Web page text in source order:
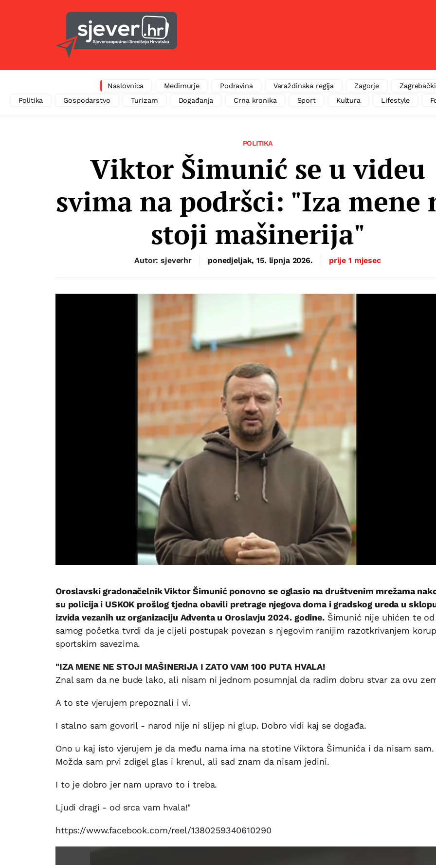
Naslovnica Međimurje Podravina Varaždinska regija Zagorje
Politika
Gospodarstvo Turizam Događanja Crna kronika Sport Kultura Lifestyle
POLITIKA
Viktor Šimunić se u videu
svima na podršci: "Iza mene
stoji mašinerija"
Autor: sjeverhr ponedjeljak, 15. lipnja 2026. prije 1 mjesec
Oroslavski gradonačelnik Viktor Šimunić ponovno se oglasio na društvenim mrežama
su policija i USKOK prošlog tjedna obavili pretrage njegova doma i gradskog ureda u
izvida vezanih uz organizaciju Adventa u Oroslavju 2024. godine.Šimunić nije uhićen te od
samog početka tvrdi da je cijeli postupak povezan s njegovim ranijim razotkrivanjem
sportskim savezima.
"IZA MENE NE STOJI MAŠINERIJA I ZATO VAM 100 PUTA HVALA!
Znal sam da ne bude lako, ali nisam ni jednom posumnjal da radim dobru stvar za ovu
A to ste vjerujem prepoznali i vi.
I stalno sam govoril - narod nije ni slijep ni glup. Dobro vidi kaj se događa.
Ono u kaj isto vjerujem je da među nama ima na stotine Viktora Šimunića i da nisam sam.
Možda sam prvi zdigel glas i krenul, ali sad znam da nisam jedini.
I to je dobro jer nam upravo to i treba.
Ljudi dragi - od srca vam hvala!"
https://www.facebook.com/reel/1380259340610290